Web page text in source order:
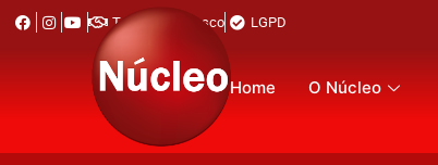
Trabalhe Conosco LGPD
Home O Núcleo